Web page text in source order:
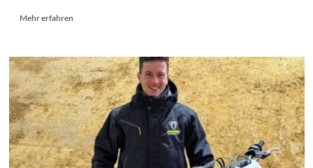
Mehr erfahrenMehr
Jonny
Walker
sammelt
wichtige
Punkte
in
Riesa
–
Rang